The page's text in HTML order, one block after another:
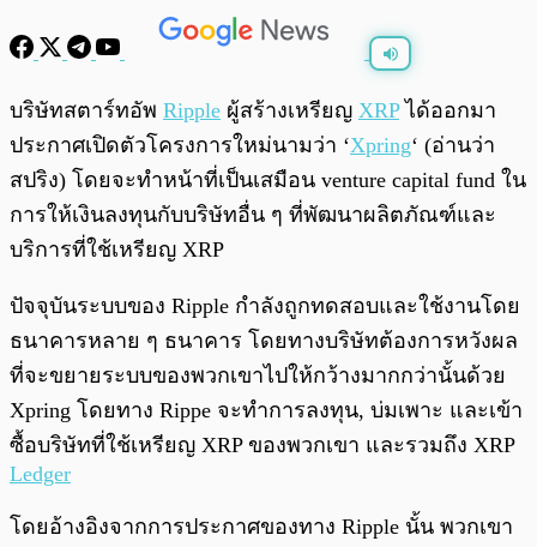
พร้อมเล่น 0:00
บริษัทสตาร์ทอัพ Ripple ผู้สร้างเหรียญ XRPได้ออกมา
ประกาศเปิดตัวโครงการใหม่นามว่า ‘Xpring‘ (อ่านว่า
สปริง) โดยจะทำหน้าที่เป็นเสมือน venture capital fund ใน
การให้เงินลงทุนกับบริษัทอื่น ๆ ที่พัฒนาผลิตภัณฑ์และ
บริการที่ใช้เหรียญ XRP
ปัจจุบันระบบของ Ripple กำลังถูกทดสอบและใช้งานโดย
ธนาคารหลาย ๆ ธนาคาร โดยทางบริษัทต้องการหวังผล
ที่จะขยายระบบของพวกเขาไปให้กว้างมากกว่านั้นด้วย
Xpring โดยทาง Rippe จะทำการลงทุน, บ่มเพาะ และเข้า
ซื้อบริษัทที่ใช้เหรียญ XRP ของพวกเขา และรวมถึง XRP
Ledger
โดยอ้างอิงจากการประกาศของทาง Ripple นั้น พวกเขา